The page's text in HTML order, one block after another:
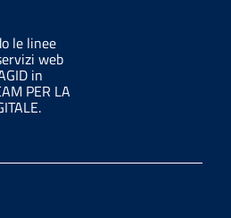
le linee
web
in
PER LA